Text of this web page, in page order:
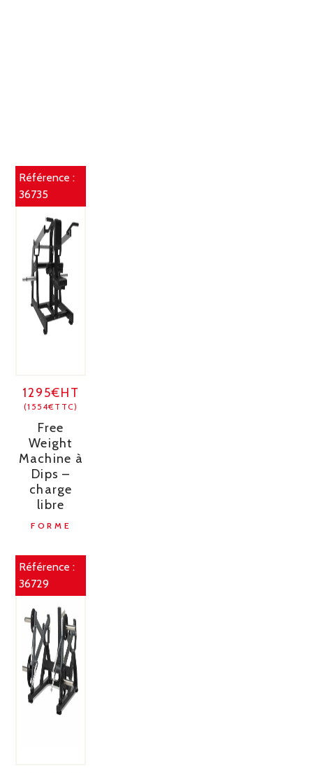
Référence :
36735
1295€HT
(1554€TTC)
Free
Weight
Machine à
Dips –
charge
libre
FORME
Référence :
36729